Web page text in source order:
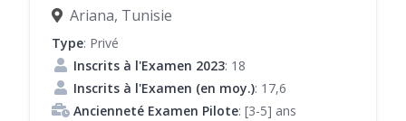
Ariana, Tunisie
Type: Privé
Inscrits à l'Examen 2023: 18
Inscrits à l'Examen (en moy.): 17,6
Ancienneté Examen Pilote: [3-5] ans